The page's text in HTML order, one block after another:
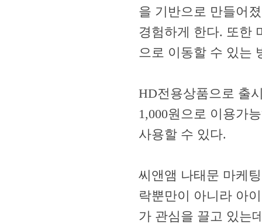
을 기반으로 만들어
경험하게 한다. 또한
으로 이동할 수 있는
HD전용상품으로 출
1,000원으로 이용가
사용할 수 있다.
씨앤앰 나태문 마케
락뿐만이 아니라 아
가 관심을 끌고 있는